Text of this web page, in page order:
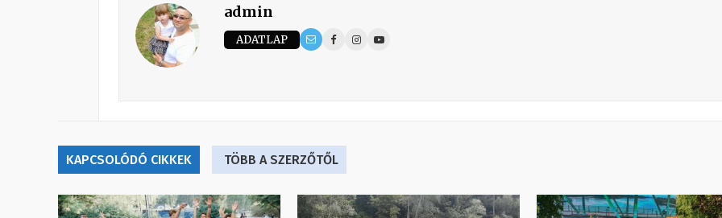
admin
ADATLAP
KAPCSOLÓDÓ CIKKEK TÖBB A SZERZŐTŐL